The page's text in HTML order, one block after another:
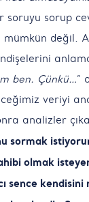
soruyu sorup
mümkün değil.
ben. Çünkü…”
veriyi
analizler
sormak
olmak
sence kendisini